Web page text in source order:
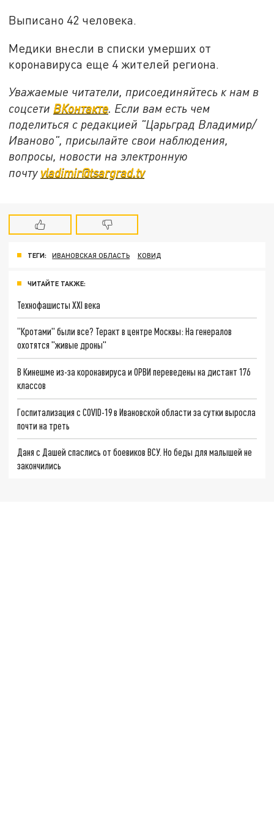
Выписано 42 человека.
Медики внесли в списки умерших от
коронавируса еще 4 жителей региона.
Уважаемые читатели, присоединяйтесь к нам в
соцсети ВКонтакте. Если вам есть чем
поделиться с редакцией "Царьград Владимир/
Иваново", присылайте свои наблюдения,
вопросы, новости на электронную
почту vladimir@tsargrad.tv
ТЕГИ: ИВАНОВСКАЯ ОБЛАСТЬ КОВИД
ЧИТАЙТЕ ТАКЖЕ:
Технофашисты XXI века
"Кротами" были все? Теракт в центре Москвы: На генералов
охотятся "живые дроны"
В Кинешме из-за коронавируса и ОРВИ переведены на дистант 176
классов
Госпитализация с COVID-19 в Ивановской области за сутки выросла
почти на треть
Даня с Дашей спаслись от боевиков ВСУ. Но беды для малышей не
закончились